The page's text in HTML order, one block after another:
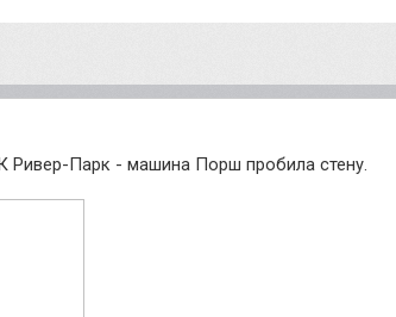
Ривер-Парк - машина Порш пробила стену.